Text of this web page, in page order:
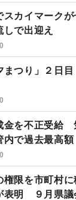
スカイマーク
で出迎え
まつり」２日
金を不正受給
内で過去最高額
権限を市町村
表明 ９月県議